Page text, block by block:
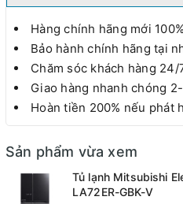
Hàng chính hãng mới 100%
Bảo hành chính hãng tại
Chăm sóc khách hàng 24/
Giao hàng nhanh chóng
Hoàn tiền 200% nếu phát
Sản phẩm vừa xem
Tủ lạnh Mitsubishi
LA72ER-GBK-V